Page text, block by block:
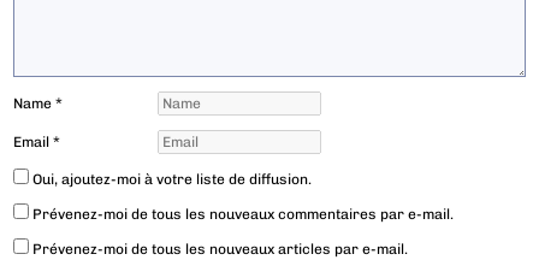
Name*
Email*
Oui, ajoutez-moi à votre liste de diffusion.
Prévenez-moi de tous les nouveaux commentaires par e-mail.
Prévenez-moi de tous les nouveaux articles par e-mail.